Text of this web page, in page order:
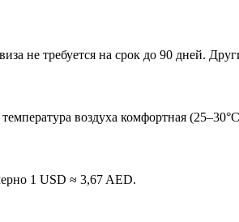
не требуется на срок до 90 дней.
воздуха комфортная
1 USD ≈ 3,67 AED.